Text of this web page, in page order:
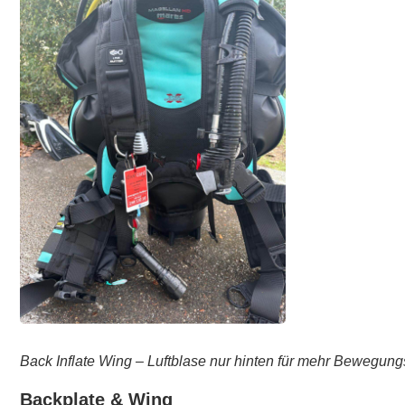
Back Inflate Wing – Luftblase nur hinten für mehr
Backplate & Wing